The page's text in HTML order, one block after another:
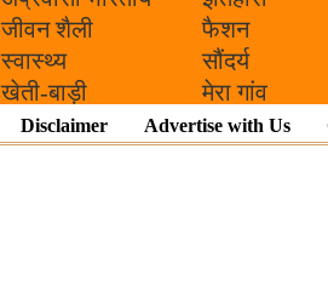
जीवन शैली
फैशन
स्वास्थ्य
सौंदर्य
खेती-बाड़ी मेरा गांव
Disclaimer Advertise with Us